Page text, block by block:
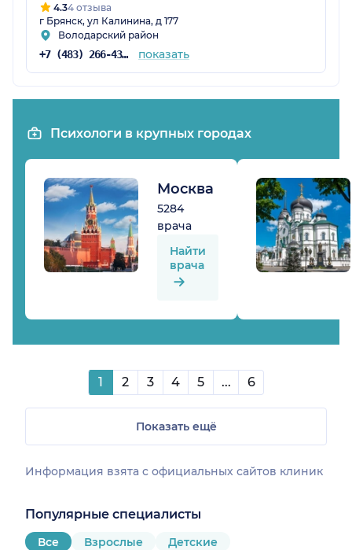
4.34 отзыва
г Брянск, ул Калинина, д 177
Володарский район
+7 (483) 266-43-10 показать
Психологи в крупных городах
Москва
5284
врача
Найти
врача
1 2 3 4 5 ... 6
Показать ещё
Информация взята c официальных сайтов клиник
Популярные специалисты
Все Взрослые Детские